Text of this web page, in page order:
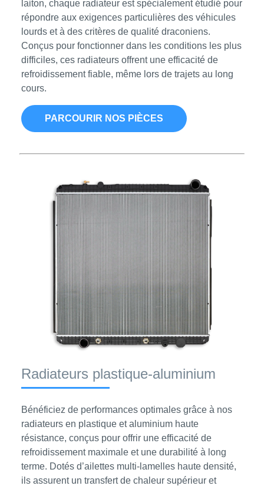
laiton, chaque radiateur est spécialement étudié pour
répondre aux exigences particulières des véhicules
lourds et à des critères de qualité draconiens.
Conçus pour fonctionner dans les conditions les plus
difficiles, ces radiateurs offrent une efficacité de
refroidissement fiable, même lors de trajets au long
cours.
PARCOURIR NOS PIÈCES
Radiateurs plastique-aluminium
Bénéficiez de performances optimales grâce à nos
radiateurs en plastique et aluminium haute
résistance, conçus pour offrir une efficacité de
refroidissement maximale et une durabilité à long
terme. Dotés d’ailettes multi-lamelles haute densité,
ils assurent un transfert de chaleur supérieur et